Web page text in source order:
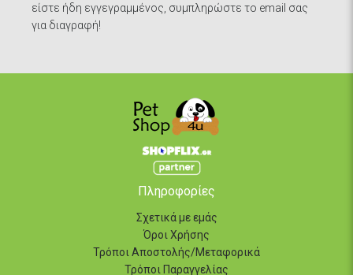
είστε ήδη εγγεγραμμένος, συμπληρώστε το email σας
για διαγραφή!
Πληροφορίες
Σχετικά με εμάς
Όροι Χρήσης
Τρόποι Αποστολής/Μεταφορικά
Τρόποι Παραγγελίας